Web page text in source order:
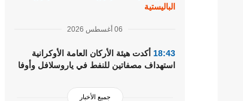
الباليستية
06 أغسطس 2026
18:43 أكدت هيئة الأركان العامة الأوكرانية
استهداف مصفاتين للنفط في ياروسلافل وأوفا
جميع الأخبار